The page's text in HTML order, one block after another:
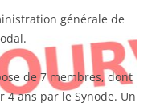
générale de
de 7 membres, dont
4 ans par le Synode. Un